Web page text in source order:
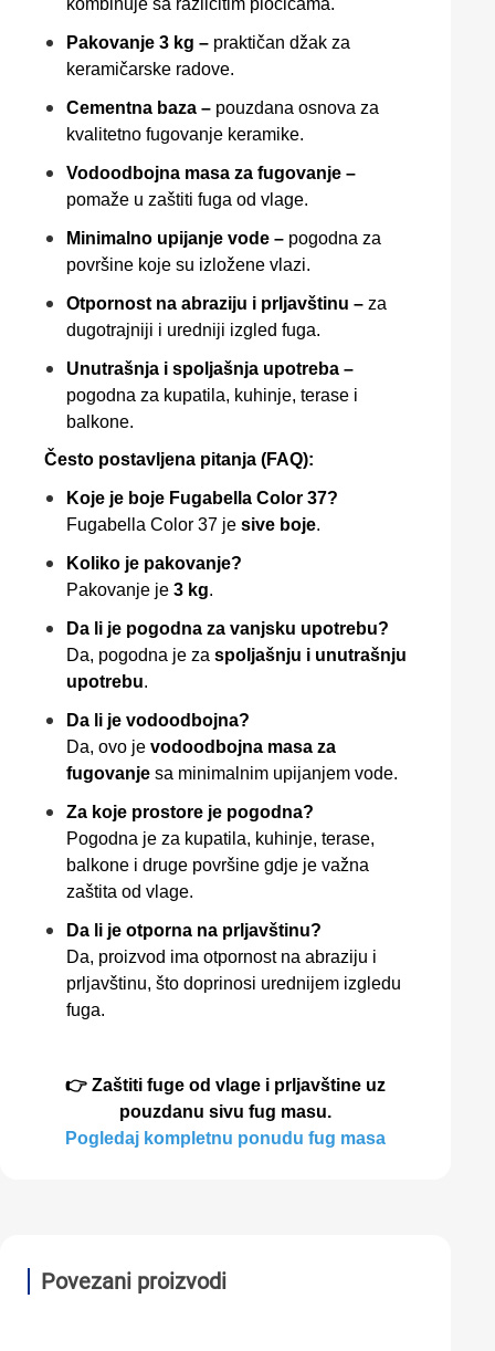
kombinuje sa različitim pločicama.
Pakovanje 3 kg – praktičan džak za
keramičarske radove.
Cementna baza – pouzdana osnova za
kvalitetno fugovanje keramike.
Vodoodbojna masa za fugovanje –
pomaže u zaštiti fuga od vlage.
Minimalno upijanje vode – pogodna za
površine koje su izložene vlazi.
Otpornost na abraziju i prljavštinu – za
dugotrajniji i uredniji izgled fuga.
Unutrašnja i spoljašnja upotreba –
pogodna za kupatila, kuhinje, terase i
balkone.
Često postavljena pitanja (FAQ):
Koje je boje Fugabella Color 37?
Fugabella Color 37 je sive boje.
Koliko je pakovanje?
Pakovanje je 3 kg.
Da li je pogodna za vanjsku upotrebu?
Da, pogodna je za spoljašnju i unutrašnju
upotrebu.
Da li je vodoodbojna?
Da, ovo je vodoodbojna masa za
fugovanje sa minimalnim upijanjem vode.
Za koje prostore je pogodna?
Pogodna je za kupatila, kuhinje, terase,
balkone i druge površine gdje je važna
zaštita od vlage.
Da li je otporna na prljavštinu?
Da, proizvod ima otpornost na abraziju i
prljavštinu, što doprinosi urednijem izgledu
fuga.
👉 Zaštiti fuge od vlage i prljavštine uz
pouzdanu sivu fug masu.
Pogledaj kompletnu ponudu fug masa
Povezani proizvodi